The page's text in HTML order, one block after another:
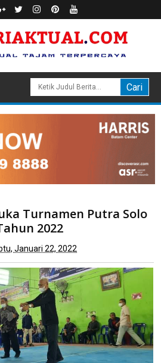
Putra Solo Badminton Cup
Turnamen Putra Solo
2022
Januari 22, 2022